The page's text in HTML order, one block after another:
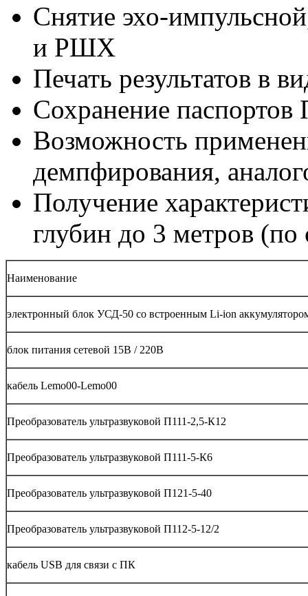
Снятие эхо-
и РШХ
Печать результатов в
Сохранение
Возможность
демпфирования,
Получение
глубин до 3 метров (по
Наименование
электронный блок УСД-50 со встроенным Li-ion
блок питания сетевой 15В / 220В
кабель Lemo00-Lemo00
Преобразователь ультразвуковой П111-2,5-К12
Преобразователь ультразвуковой П111-5-К6
Преобразователь ультразвуковой П121-5-40
Преобразователь ультразвуковой П112-5-12/2
кабель USB для связи с ПК